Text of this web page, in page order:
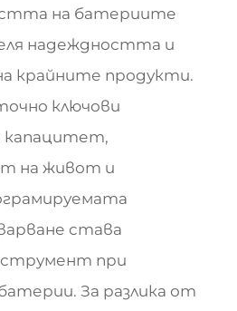
на батериите
надеждността и
крайните продукти.
ключови
капацитет,
на живот и
става
при
За разлика от